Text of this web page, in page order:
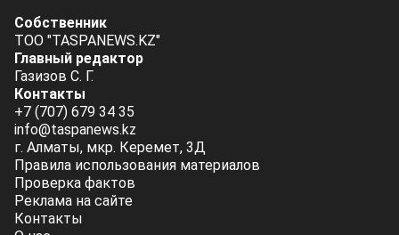
Собственник
ТОО "TASPANEWS.KZ"
Главный редактор
Газизов С. Г.
Контакты
+7 (707) 679 34 35
info@taspanews.kz
г. Алматы, мкр. Керемет, 3Д
Правила использования материалов
Проверка фактов
Реклама на сайте
Контакты